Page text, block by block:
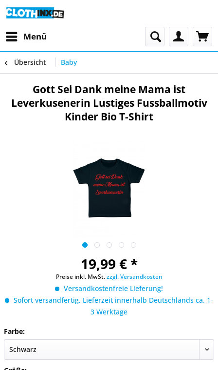
Menü
Übersicht Baby
Gott Sei Dank meine Mama ist
Leverkusenerin Lustiges Fussballmotiv
Kinder Bio T-Shirt
19,99 € *
Preise inkl. MwSt.zzgl. Versandkosten
Versandkostenfreie Lieferung!
Sofort versandfertig, Lieferzeit innerhalb Deutschlands ca. 1-
3 Werktage
Farbe: